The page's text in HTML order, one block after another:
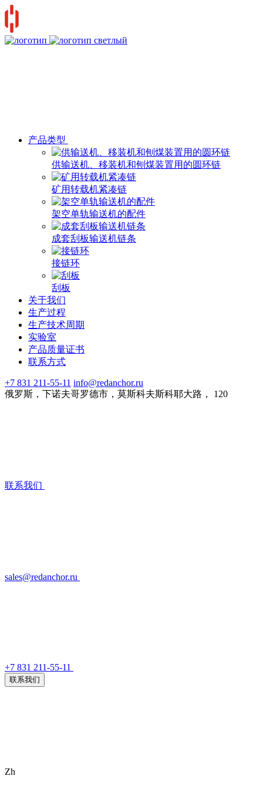
产品类型
供输送机、移装机和刨煤装置用的圆环链
矿用转载机紧凑链
架空单轨输送机的配件
成套刮板输送机链条
接链环
刮板
关于我们
生产过程
生产技术周期
实验室
产品质量证书
联系方式
+7 831 211-55-11 info@redanchor.ru
俄罗斯，下诺夫哥罗德市，莫斯科夫斯科耶大路， 120
联系我们
sales@redanchor.ru
+7 831 211-55-11
联系我们
Zh